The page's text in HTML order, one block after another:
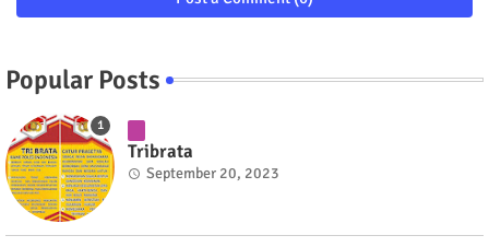
Popular Posts
Tribrata
September 20, 2023